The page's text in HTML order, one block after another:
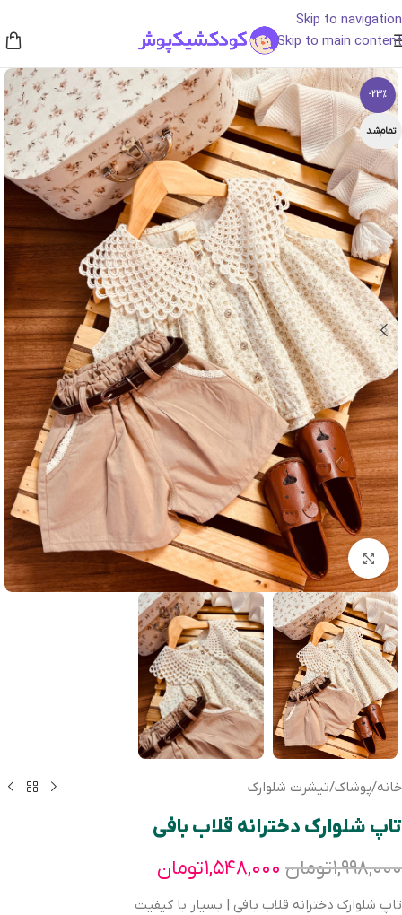
Skip to navigation
Skip to main content
-23%
تمام‌شد
بزرگنمایی تصویر
خانه/پوشاک/تیشرت شلوارک
تاپ شلوارک دخترانه قلاب بافی
۱,۹۹۸,۰۰۰تومان ۱,۵۴۸,۰۰۰تومان
تاپ شلوارک دخترانه قلاب بافی | بسیار با کیفیت